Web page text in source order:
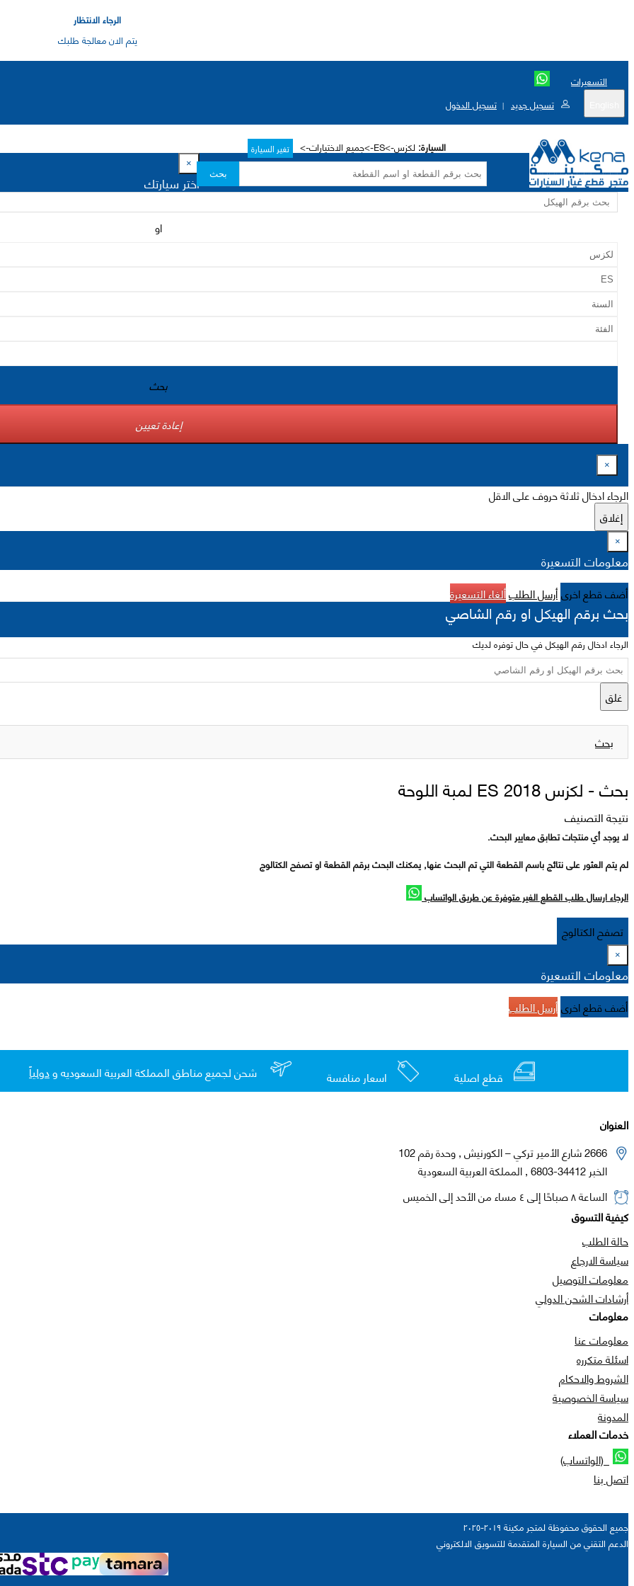
الرجاء الانتظار
يتم الان معالجة طلبك
التسعيرات
تسجيل جديد | تسجيل الدخول
السيارة: لكزس->ES->جميع الاختيارات-> تغير السيارة
بحث
×
اختر سيارتك
او
بحث
إعادة تعيين
×
الرجاء ادخال ثلاثة حروف على الاقل
إغلاق
×
معلومات التسعيرة
أضف قطع اخرىأرسل الطلبألغاء التسعيرة
بحث برقم الهيكل او رقم الشاصي
الرجاء ادخال رقم الهيكل في حال توفره لديك
غلق
بحث
بحث - لكزس 2018 ES لمبة اللوحة
نتيجة التصنيف
لا يوجد أي منتجات تطابق معايير البحث.
لم يتم العثور على نتائج باسم القطعة التي تم البحث عنها, يمكنك البحث برقم القطعة او تصفح الكتالوج
الرجاء ارسال طلب القطع الغير متوفرة عن طريق الواتساب
تصفح الكتالوج
×
معلومات التسعيرة
أضف قطع اخرىأرسل الطلب
قطع اصلية اسعار منافسة شحن لجميع مناطق المملكة العربية السعوديه ودولياً
العنوان
2666 شارع الأمير تركي – الكورنيش , وحدة رقم 102
الخبر 34412-6803 , المملكة العربية السعودية
الساعة ٨ صباحًا إلى ٤ مساء من الأحد إلى الخميس
كيفية التسوق
حالة الطلب
سياسة الارجاع
معلومات التوصيل
أرشادات الشحن الدولي
معلومات
معلومات عنا
اسئلة متكرره
الشروط والاحكام
سياسة الخصوصية
المدونة
خدمات العملاء
(الواتساب)
اتصل بنا
جميع الحقوق محفوظة لمتجر مكينة ٢٠١٩-٢٠٢٥
الدعم التقني من السيارة المتقدمة للتسويق الالكتروني